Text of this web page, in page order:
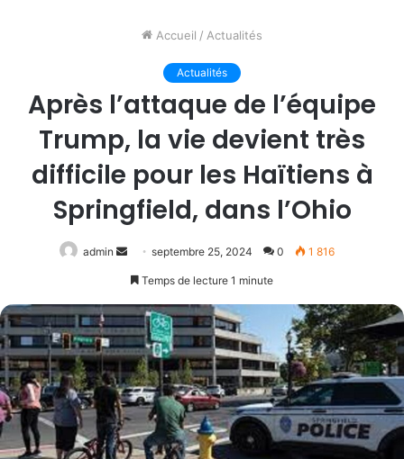
Accueil / Actualités
Actualités
Après l’attaque de l’équipe
Trump, la vie devient très
difficile pour les Haïtiens à
Springfield, dans l’Ohio
admin
Envoyer
un
septembre 25, 2024 0 1 816
Temps de lecture 1 minute